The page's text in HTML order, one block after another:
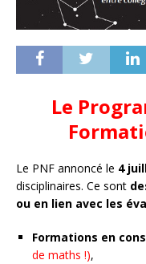
Le
Le PNF annoncé le 4
disciplinaires. Ce sont
ou en lien avec les
Formations en
de maths !),